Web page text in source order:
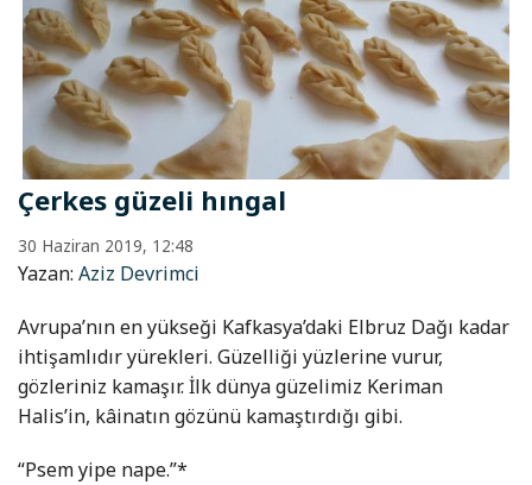
Çerkes güzeli hıngal
30 Haziran 2019, 12:48
Yazan: Aziz Devrimci
Avrupa’nın en yükseği Kafkasya’daki Elbruz Dağı kadar
ihtişamlıdır yürekleri. Güzelliği yüzlerine vurur,
gözleriniz kamaşır. İlk dünya güzelimiz Keriman
Halis’in, kâinatın gözünü kamaştırdığı gibi.
“Psem yipe nape.”*